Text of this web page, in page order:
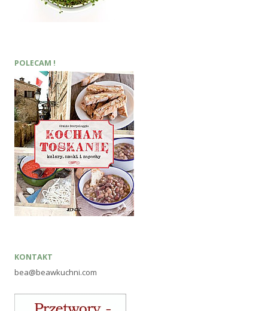
POLECAM !
KONTAKT
bea@beawkuchni.com